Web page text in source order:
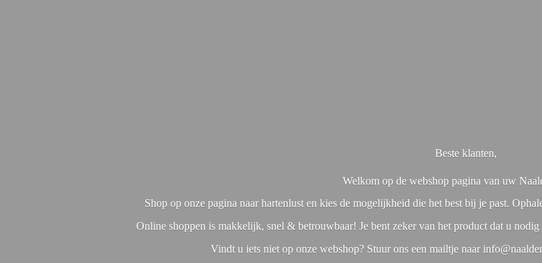
Beste klanten,
Welkom op de webshop pagina van uw
Shop op onze pagina naar hartenlust en kies de mogelijkheid die het best bij je past.
Online shoppen is makkelijk, snel & betrouwbaar! Je bent zeker van het product dat u
Vindt u iets niet op onze webshop? Stuur ons een mailtje naar